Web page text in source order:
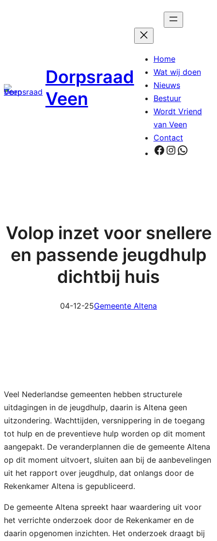
Dorpsraad
Veen
Home
Wat wij doen
Nieuws
Bestuur
Wordt Vriend
van Veen
Contact
Facebook
Volop inzet voor snellere
en passende jeugdhulp
dichtbij huis
04-12-25Gemeente Altena
Veel Nederlandse gemeenten hebben structurele
uitdagingen in de jeugdhulp, daarin is Altena geen
uitzondering. Wachttijden, versnippering in de toegang
tot hulp en de preventieve hulp worden op dit moment
aangepakt. De veranderplannen die de gemeente Altena
op dit moment uitvoert, sluiten aan bij de aanbevelingen
uit het rapport over jeugdhulp, dat onlangs door de
Rekenkamer Altena is gepubliceerd.
De gemeente Altena spreekt haar waardering uit voor
het verrichte onderzoek door de Rekenkamer en de
daarin opgenomen inzichten. Het onderzoek draagt bij